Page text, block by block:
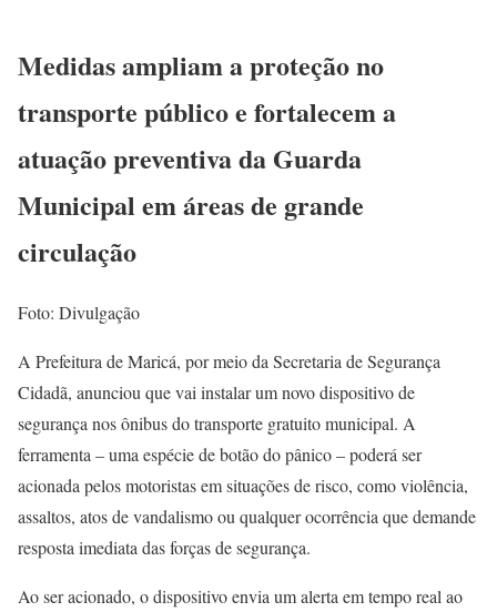
Medidas ampliam a proteção no
transporte público e fortalecem a
atuação preventiva da Guarda
Municipal em áreas de grande
circulação
Foto: Divulgação
A Prefeitura de Maricá, por meio da Secretaria de Segurança
Cidadã, anunciou que vai instalar um novo dispositivo de
segurança nos ônibus do transporte gratuito municipal. A
ferramenta – uma espécie de botão do pânico – poderá ser
acionada pelos motoristas em situações de risco, como violência,
assaltos, atos de vandalismo ou qualquer ocorrência que demande
resposta imediata das forças de segurança.
Ao ser acionado, o dispositivo envia um alerta em tempo real ao